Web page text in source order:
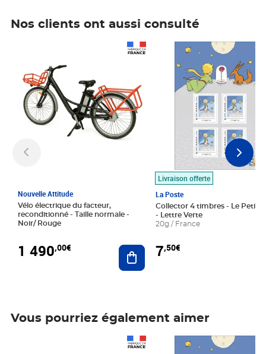
Nos clients ont aussi consulté
Nouvelle Attitude
Vélo électrique du facteur,
reconditionné - Taille normale -
Noir/ Rouge
1 490,00€ Ajouter au panier
Livraison offerte
La Poste
Collector 4 timbres - Le Petit
- Lettre Verte
20g / France
7,50€
Prix 7,50€
Vous pourriez également aimer
Prix 7,50€